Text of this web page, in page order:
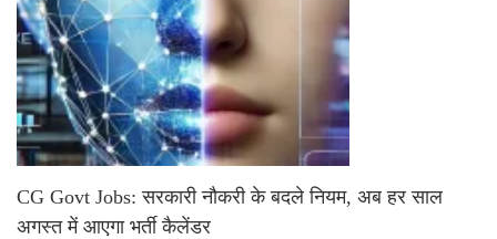
CG Govt Jobs: सरकारी नौकरी के बदले नियम, अब हर साल
अगस्त में आएगा भर्ती कैलेंडर